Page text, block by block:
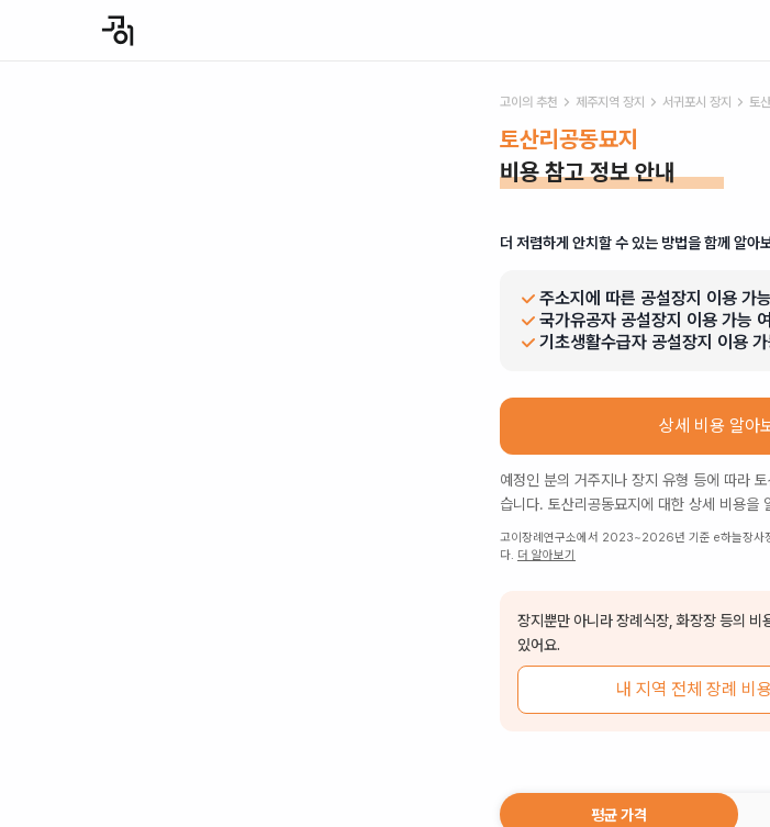
고이의 추천 제주지역 장지 서귀포시 장지 토
토산리공동묘지
비용 참고 정보 안내
더 저렴하게 안치할 수 있는 방법을 함께 알아
주소지에 따른 공설장지 이용 가
국가유공자 공설장지 이용 가능
기초생활수급자 공설장지 이용
상세 비용 알아
예정인 분의 거주지나 장지 유형 등에 따라
습니다. 토산리공동묘지 에 대한 상세 비용을
고이장례연구소에서 2023~2026년 기준 e하늘장사
다. 더 알아보기
장지뿐만 아니라 장례식장, 화장장 등의 비
있어요.
내 지역 전체 장례 비
평균 가격